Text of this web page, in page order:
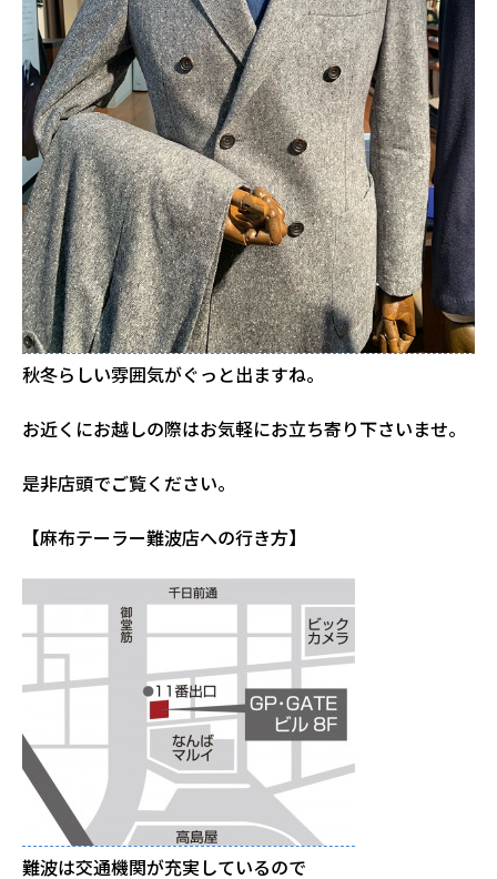
秋冬らしい雰囲気がぐっと出ますね。
お近くにお越しの際はお気軽にお立ち寄り下さいませ。
是非店頭でご覧ください。
【麻布テーラー難波店への行き方】
難波は交通機関が充実しているので